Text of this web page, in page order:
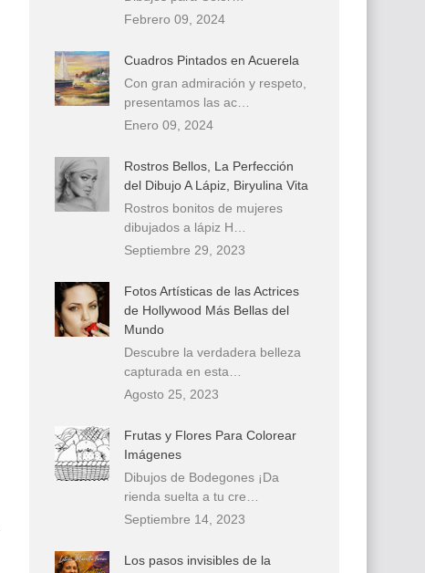
Febrero 09, 2024
Cuadros Pintados en Acuerela
Con gran admiración y respeto,
presentamos las ac…
Enero 09, 2024
Rostros Bellos, La Perfección
del Dibujo A Lápiz, Biryulina Vita
Rostros bonitos de mujeres
dibujados a lápiz H…
Septiembre 29, 2023
Fotos Artísticas de las Actrices
de Hollywood Más Bellas del
Mundo
Descubre la verdadera belleza
capturada en esta…
Agosto 25, 2023
Frutas y Flores Para Colorear
Imágenes
Dibujos de Bodegones ¡Da
rienda suelta a tu cre…
Septiembre 14, 2023
Los pasos invisibles de la